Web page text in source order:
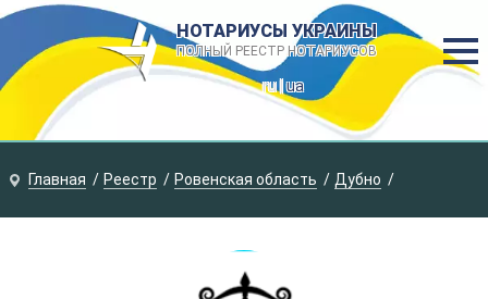
НОТАРИУСЫ УКРАИНЫ
ПОЛНЫЙ РЕЕСТР НОТАРИУСОВ
ru |ua
Главная Реестр Ровенская область Дубно